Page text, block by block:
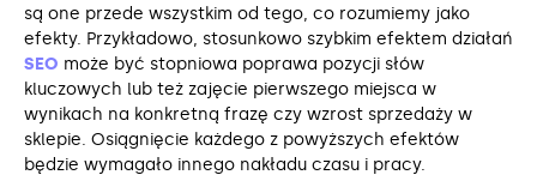
są one przede wszystkim od tego, co rozumiemy jako
efekty. Przykładowo, stosunkowo szybkim efektem działań
SEO może być stopniowa poprawa pozycji słów
kluczowych lub też zajęcie pierwszego miejsca w
wynikach na konkretną frazę czy wzrost sprzedaży w
sklepie. Osiągnięcie każdego z powyższych efektów
będzie wymagało innego nakładu czasu i pracy.